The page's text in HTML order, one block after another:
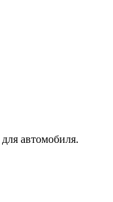
автомобиля.